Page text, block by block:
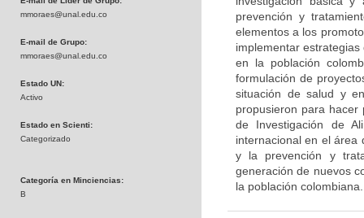
mmoraes@unal.edu.co
E-mail de Grupo:
mmoraes@unal.edu.co
Estado UN:
Activo
Estado en Scienti:
Categorizado
Categoría en Minciencias:
B
prevención y
elementos a los
implementar
en la población
formulación de
situación de salud y
propusieron para
de Investigación de
internacional en el área
y la prevención y
generación de nuevos
la población colombiana.